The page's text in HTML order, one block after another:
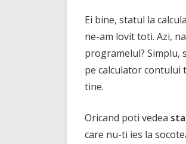
Ei bine, statul la
ne-am lovit toti. Azi,
programelul? Simplu,
pe calculator
tine.
Oricand poti vedea
care nu-ti ies la